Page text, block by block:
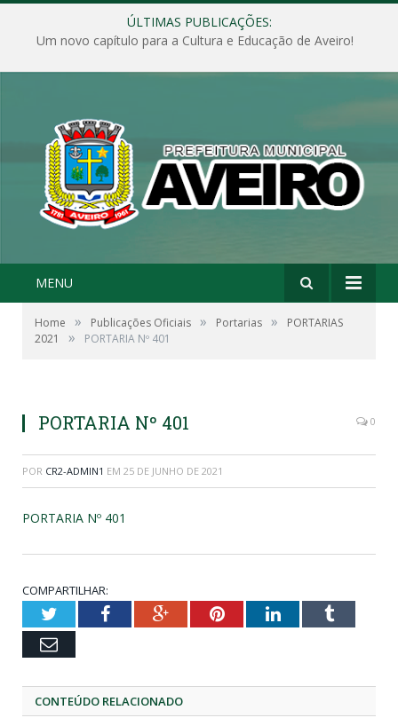
ÚLTIMAS PUBLICAÇÕES:
Um novo capítulo para a Cultura e Educação de Aveiro!
MENU
Home » Publicações Oficiais » Portarias »
PORTARIAS
2021
» PORTARIA Nº 401
PORTARIA Nº 401 0
POR CR2-ADMIN1 EM 25 DE JUNHO DE 2021
PORTARIA Nº 401
COMPARTILHAR:
TwitterFacebookGoogle+PinterestLinkedInTumblr
Email
CONTEÚDO RELACIONADO